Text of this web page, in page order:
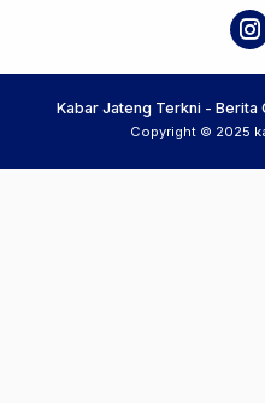
Kabar Jateng Terkni -
Copyright © 2025